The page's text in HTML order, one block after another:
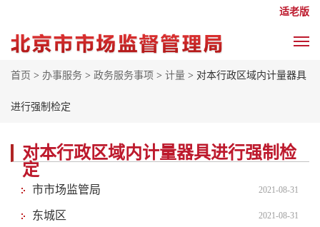
适老版
首页 > 办事服务 > 政务服务事项 > 计量 > 对本行政区域内计量器具
进行强制检定
对本行政区域内计量器具进行强制检
定
市市场监管局 2021-08-31
东城区 2021-08-31